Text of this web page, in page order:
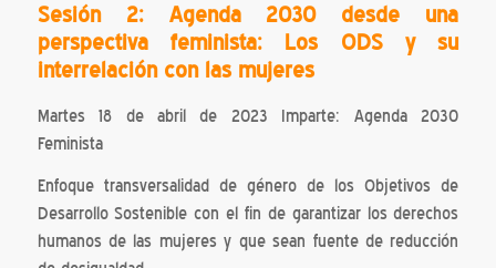
Sesión 2: Agenda 2030 desde una
perspectiva feminista: Los ODS y su
interrelación con las mujeres
Martes 18 de abril de 2023 Imparte: Agenda 2030
Feminista
Enfoque transversalidad de género de los Objetivos de
Desarrollo Sostenible con el fin de garantizar los derechos
humanos de las mujeres y que sean fuente de reducción